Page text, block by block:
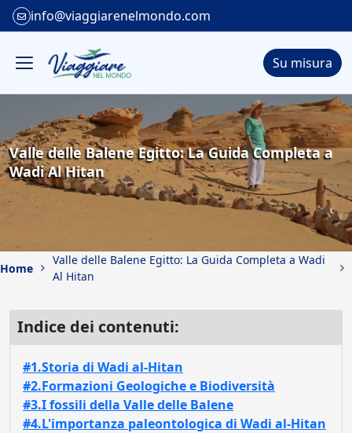
info@viaggiarenelmondo.com
Su misura
Valle delle Balene Egitto: La Guida Completa a
Wadi Al Hitan
Home
Valle delle Balene Egitto: La Guida Completa a Wadi
Al Hitan
Indice dei contenuti:
#1.Storia di Wadi al-Hitan
#2.Formazioni Geologiche e Biodiversità
#3.I fossili della Valle delle Balene
#4.L'importanza paleontologica di Wadi al-Hitan